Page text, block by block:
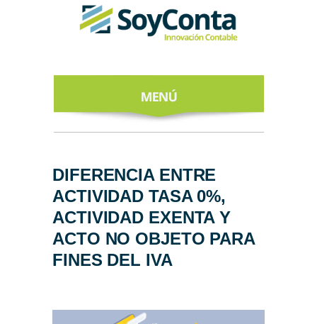
ACERCA DE
NUESTROS
EXPERTOS
TODO SOBRE
EL CFDI 4.0
DIFERENCIA ENTRE
ACTIVIDAD TASA 0%,
ACTIVIDAD EXENTA Y
ACTO NO OBJETO PARA
FINES DEL IVA